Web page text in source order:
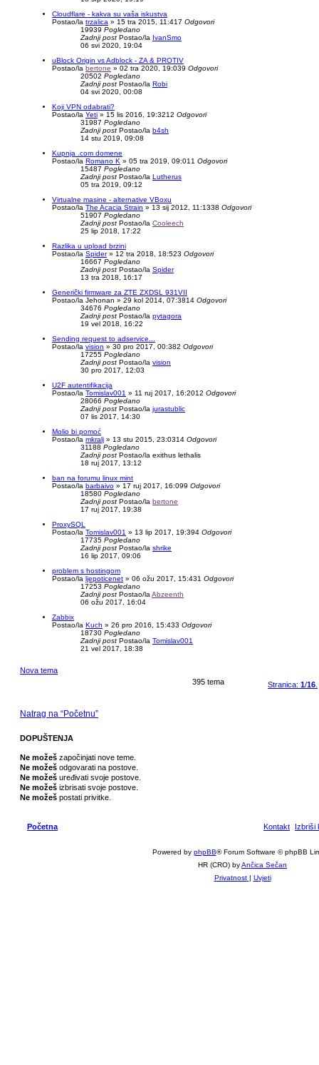
Cloudflare - kakva su vaša iskustva
Postao/la trzalica » 15 tra 2015, 11:417 Odgovori
19939 Pogledano
Zadnji post Postao/la IvanSmo
06 svi 2020, 19:04
uBlock Origin vs Adblock - ZA & PROTIV
Postao/la bertone » 02 tra 2020, 19:039 Odgovori
20502 Pogledano
Zadnji post Postao/la Robi
04 svi 2020, 00:08
Koji VPN odabrati?
Postao/la Yeti » 15 lis 2016, 19:3212 Odgovori
31987 Pogledano
Zadnji post Postao/la b4sh
14 stu 2019, 09:08
Kupnja .com domene
Postao/la Romano K » 05 tra 2019, 09:01 1 Odgovori
15487 Pogledano
Zadnji post Postao/la Lutherus
05 tra 2019, 09:12
Virtualne masine - alternative VBoxu
Postao/la The Acacia Strain » 13 sij 2012, 11:1338 Odgovori
51907 Pogledano
Zadnji post Postao/la Cooleech
25 lip 2018, 17:22
Razlika u upload brzini
Postao/la Spider» 12 tra 2018, 18:523 Odgovori
16667 Pogledano
Zadnji post Postao/la Spider
13 tra 2018, 16:17
Generički firmware za ZTE ZXDSL 931VII
Postao/la Jehonan » 29 kol 2014, 07:3814 Odgovori
34676 Pogledano
Zadnji post Postao/la pytagora
19 vel 2018, 16:22
Sending request to adservice...
Postao/la vision » 30 pro 2017, 00:382 Odgovori
17255 Pogledano
Zadnji post Postao/la vision
30 pro 2017, 12:03
U2F autentifikacija
Postao/la Tomislav001 » 11 ruj 2017, 16:2012 Odgovori
28066 Pogledano
Zadnji post Postao/la jurastublic
07 lis 2017, 14:30
Molio bi pomoć
Postao/la mkralj » 13 stu 2015, 23:0314 Odgovori
31188 Pogledano
Zadnji post Postao/la exithus lethalis
18 ruj 2017, 13:12
ban na forumu linux mint
Postao/la barbaivo » 17 ruj 2017, 16:099 Odgovori
18580 Pogledano
Zadnji post Postao/la bertone
17 ruj 2017, 19:38
ProxySQL
Postao/la Tomislav001 » 13 lip 2017, 19:394 Odgovori
17735 Pogledano
Zadnji post Postao/la shrike
16 lip 2017, 09:06
problem s hostingom
Postao/la ljepoticenet » 06 ožu 2017, 15:431 Odgovori
17253 Pogledano
Zadnji post Postao/la Abzeenth
06 ožu 2017, 16:04
Zabbix
Postao/la Kuch » 26 pro 2016, 15:433 Odgovori
18730 Pogledano
Zadnji post Postao/la Tomislav001
21 vel 2017, 18:38
Nova tema
395 tema
Stranica: 1/16
Natrag na “Početnu”
DOPUŠTENJA
Ne možeš započinjati nove teme.
Ne možeš odgovarati na postove.
Ne možeš uređivati svoje postove.
Ne možeš izbrisati svoje postove.
Ne možeš postati privitke.
Početna Izbriši
Kontakt
Powered by phpBB® Forum Software © phpBB
HR (CRO) byAnčica Sečan
Privatnost | Uvjeti